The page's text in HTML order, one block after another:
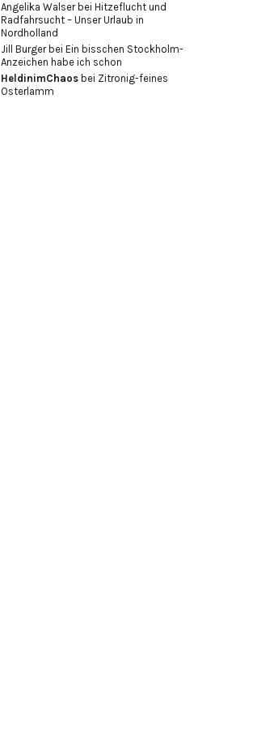
Angelika Walserbei Hitzeflucht und
Radfahrsucht – Unser Urlaub in
Nordholland
Jill Burgerbei Ein bisschen Stockholm-
Anzeichen habe ich schon
HeldinimChaos bei Zitronig-feines
Osterlamm